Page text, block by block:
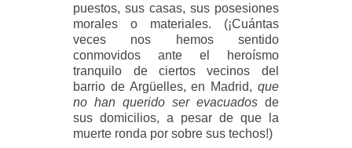
puestos, sus casas, sus posesiones
morales o materiales. (¡Cuántas
veces nos hemos sentido
conmovidos ante el heroísmo
tranquilo de ciertos vecinos del
barrio de Argüelles, en Madrid, que
no han querido ser evacuadosde
sus domicilios, a pesar de que la
muerte ronda por sobre sus techos!)